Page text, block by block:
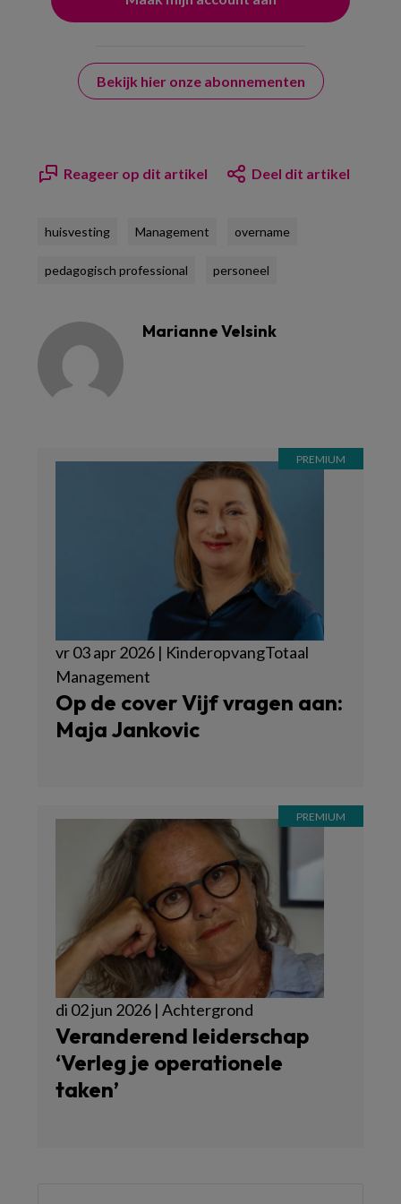
Bekijk hier onze abonnementen
Reageer op dit artikel Deel dit artikel
huisvesting Management overname
pedagogisch professional personeel
Marianne Velsink
vr 03 apr 2026 | KinderopvangTotaal
Management
Op de cover Vijf vragen aan:
Maja Jankovic
di 02 jun 2026 | Achtergrond
Veranderend leiderschap
‘Verleg je operationele
taken’